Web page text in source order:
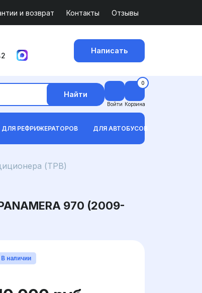
и возврат Контакты Отзывы
Написать
Найти
Войти
0
Корзина
ДЛЯ РЕФРИЖЕРАТОРОВ ДЛЯ АВТОБУСОВ
(ТРВ)
970 (2009-
В наличии